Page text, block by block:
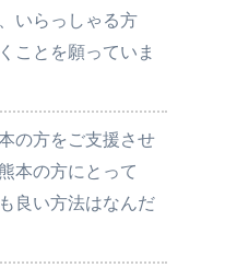
いらっしゃる方
ことを願っていま
の方をご支援させ
本の方にとって
良い方法はなんだ